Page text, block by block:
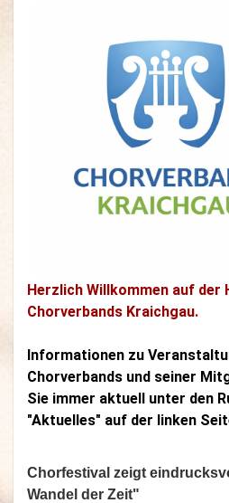
Herzlich Willkommen auf der
Chorverbands Kraichgau.
Informationen zu
Chorverbands und seiner
Sie immer aktuell unter den
"Aktuelles" auf der linken
Chorfestival zeigt
Wandel der Zeit"